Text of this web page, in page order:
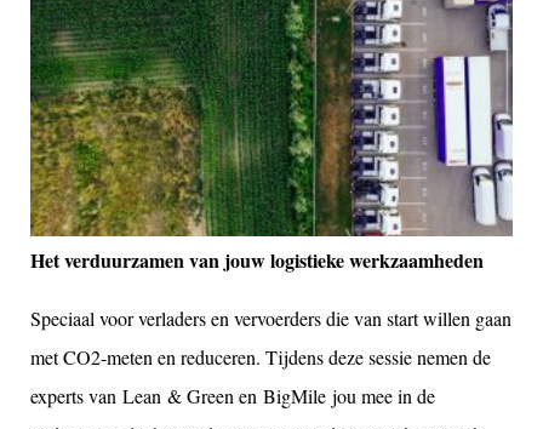
Het verduurzamen van jouw logistieke werkzaamheden
Speciaal voor verladers en vervoerders die van start willen gaan
met CO2-meten en reduceren. Tijdens deze sessie nemen de
experts van Lean & Green en BigMile jou mee in de